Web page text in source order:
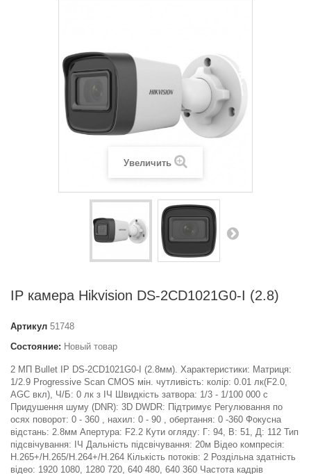
Увеличить
IP камера Hikvision DS-2CD1021G0-I (2.8)
Артикул 51748
Состояние: Новый товар
2 МП Bullet IP DS-2CD1021G0-I (2.8мм). Характеристики: Матриця:
1/2.9 Progressive Scan CMOS мін. чутливість: колір: 0.01 лк(F2.0,
AGC вкл), Ч/Б: 0 лк з ІЧ Швидкість затвора: 1/3 - 1/100 000 с
Придушення шуму (DNR): 3D DWDR: Підтримує Регулювання по
осях поворот: 0 - 360 , нахил: 0 - 90 , обертання: 0 -360 Фокусна
відстань: 2.8мм Апертура: F2.2 Кути огляду: Г: 94, В: 51, Д: 112 Тип
підсвічування: ІЧ Дальність підсвічування: 20м Відео компресія:
H.265+/H.265/H.264+/H.264 Кількість потоків: 2 Роздільна здатність
відео: 1920 1080, 1280 720, 640 480, 640 360 Частота кадрів